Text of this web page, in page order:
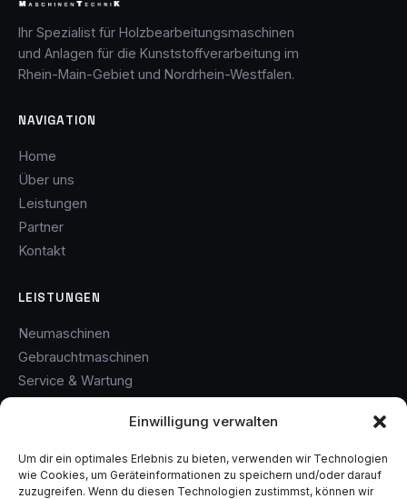
Einwilligung verwalten
Um dir ein optimales Erlebnis zu bieten, verwenden wir Technologien
wie Cookies, um Geräteinformationen zu speichern und/oder darauf
zuzugreifen. Wenn du diesen Technologien zustimmst, können wir
Ihr Spezialist für Holzbearbeitungsmaschinen
und Anlagen für die Kunststoffverarbeitung im
Rhein-Main-Gebiet und Nordrhein-Westfalen.
NAVIGATION
Home
Über uns
Leistungen
Partner
Kontakt
LEISTUNGEN
Neumaschinen
Gebrauchtmaschinen
Service & Wartung
KONTAKT